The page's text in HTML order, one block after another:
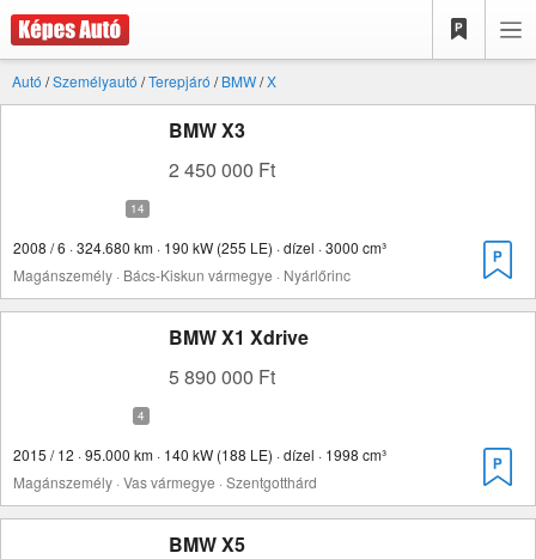
Autó /Személyautó /Terepjáró /BMW/X
BMW X3
2 450 000 Ft
2008 / 6 · 324.680 km · 190 kW (255 LE) · dízel · 3000 cm³
Magánszemély · Bács-Kiskun vármegye · Nyárlőrinc
BMW X1 Xdrive
5 890 000 Ft
2015 / 12 · 95.000 km · 140 kW (188 LE) · dízel · 1998 cm³
Magánszemély · Vas vármegye · Szentgotthárd
BMW X5